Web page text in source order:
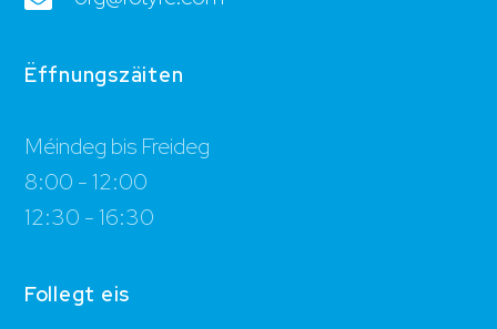
Ëffnungszäiten
Méindeg bis Freideg
8:00 - 12:00
12:30 - 16:30
Follegt eis